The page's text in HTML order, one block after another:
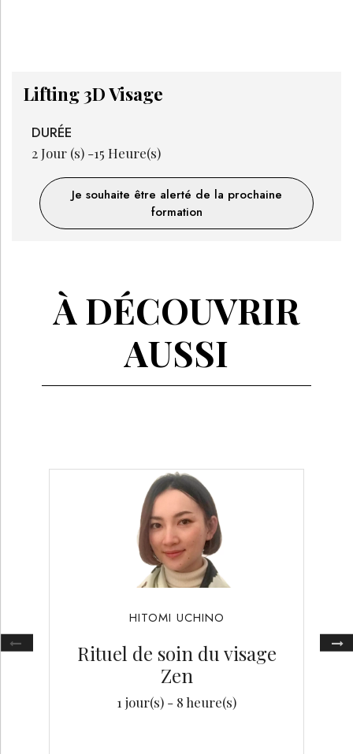
Lifting 3D Visage
DURÉE
2Jour (s) -15 Heure(s)
Je souhaite être alerté de la prochaine
formation
À DÉCOUVRIR
AUSSI
HITOMI UCHINO
Rituel de soin du visage
Zen
1 jour(s) - 8 heure(s)